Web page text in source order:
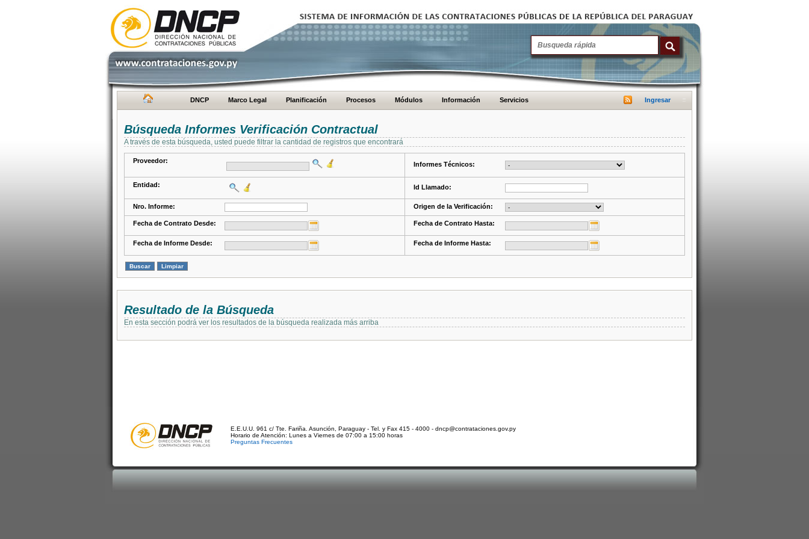
DNCP Marco Legal Planificación Procesos Módulos Información Servicios Ingresar
Búsqueda Informes Verificación Contractual
A través de esta búsqueda, usted puede filtrar la cantidad de registros que encontrará
Proveedor: Informes Técnicos:
Entidad: Id Llamado:
Nro. Informe: Origen de la Verificación:
Fecha de Contrato Desde: Fecha de Contrato Hasta:
Fecha de Informe Desde: Fecha de Informe Hasta:
Resultado de la Búsqueda
En esta sección podrá ver los resultados de la búsqueda realizada más arriba
E.E.U.U. 961 c/ Tte. Fariña. Asunción, Paraguay - Tel. y Fax 415 - 4000 - dncp@contrataciones.gov.py
Horario de Atención: Lunes a Viernes de 07:00 a 15:00 horas
Preguntas Frecuentes